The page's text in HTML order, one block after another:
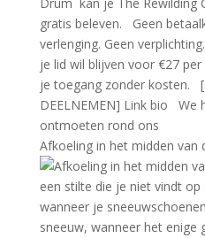
Afkoeling in het midden van